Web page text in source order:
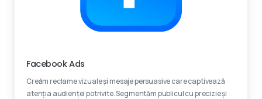
Facebook Ads
Creăm reclame vizuale și mesaje persuasive care captivează
atenția audienței potrivite. Segmentăm publicul cu precizie și